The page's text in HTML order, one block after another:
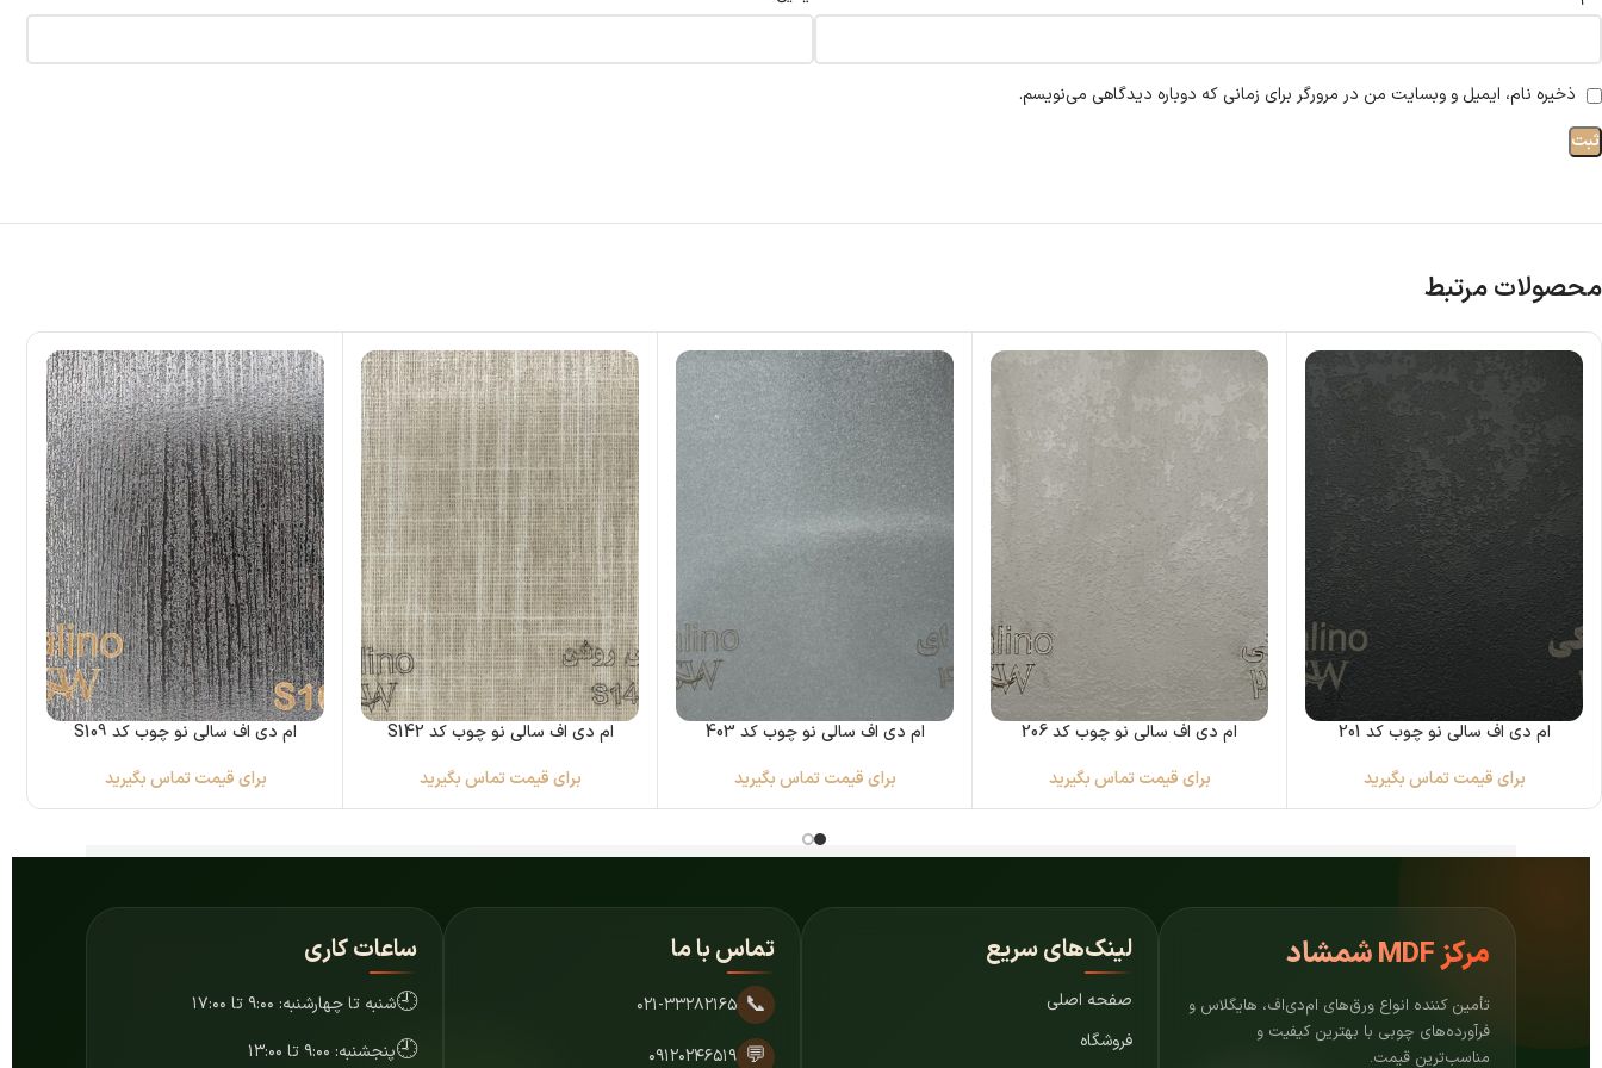
ذخیره نام، ایمیل و وبسایت من در مرورگر برای زمانی که دوباره دیدگاهی می‌نویسم.
محصولات مرتبط
ام دی اف سالی نو چوب کد 201
برای قیمت تماس بگیرید
ام دی اف سالی نو چوب کد 206
برای قیمت تماس بگیرید
ام دی اف سالی نو چوب کد 403
برای قیمت تماس بگیرید
ام دی اف سالی نو چوب کد S142
برای قیمت تماس بگیرید
ام دی اف سالی نو چوب کد S109
برای قیمت تماس بگیرید
مرکزMDF شمشاد
تأمین کننده انواع ورق‌های ام‌دی‌اف، هایگلاس و
فرآورده‌های چوبی با بهترین کیفیت و
مناسب‌ترین قیمت.
لینک‌های سریع
صفحه اصلی
فروشگاه
تماس با ما
📞 ۰۲۱-۳۳۲۸۲۱۶۵
💬 ۰۹۱۲۰۲۴۶۵۱۹
ساعات کاری
🕘شنبه تا چهارشنبه: ۹:۰۰ تا ۱۷:۰۰
🕘پنجشنبه: ۹:۰۰ تا ۱۳:۰۰